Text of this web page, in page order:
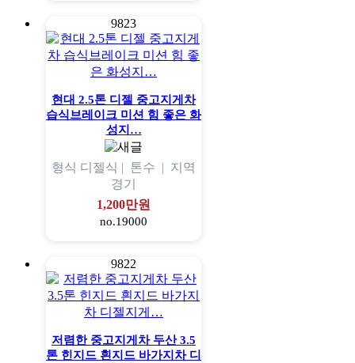
9823
현대 2.5톤 디젤 중고지게차
습식브레이크 미션 힘 좋은 화
성지…
형식 디젤식 | 톤수 | 지역
경기
1,200만원
no.19000
9822
저렴한 중고지게차 두산 3.5
톤 힌지드 흰지드 바가지차 디